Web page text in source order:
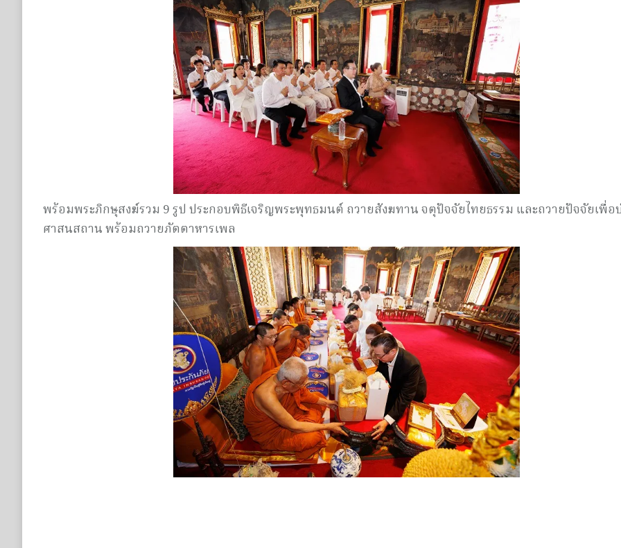
พร้อมพระภิกษุสงฆ์รวม 9 รูป ประกอบพิธีเจริญพระพุทธมนต์ ถวายสังฆทาน จตุปัจจัยไทยธรรม และถวายปัจจัยเพื่อ
ศาสนสถาน พร้อมถวายภัตตาหารเพล